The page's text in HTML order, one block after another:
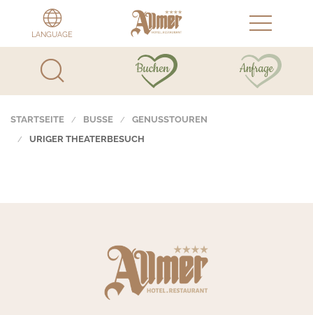
LANGUAGE
STARTSEITE BUSSE
GENUSSTOUREN
URIGER THEATERBESUCH